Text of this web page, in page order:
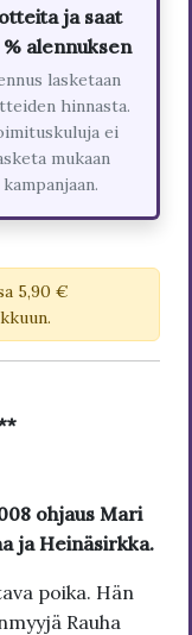
ja saat
% alennuksen
lasketaan
hinnasta.
ei
mukaan
kampanjaan.
5,90 €
ohjaus Mari
ja Heinäsirkka.
poika. Hän
Rauha